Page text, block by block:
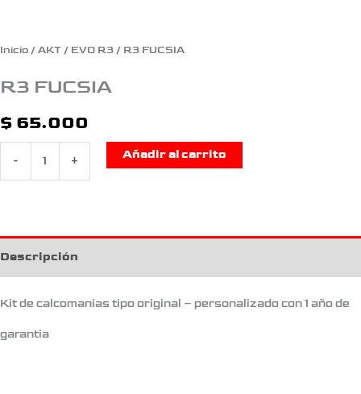
Inicio / AKT / EVO R3 / R3 FUCSIA
R3 FUCSIA
$ 65.000
- +
Añadir al carrito
Descripción
Kit de calcomanias tipo original – personalizado con 1 año de
garantia